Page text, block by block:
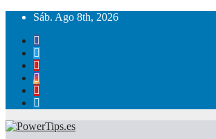
Sáb. Ago 8th, 2026